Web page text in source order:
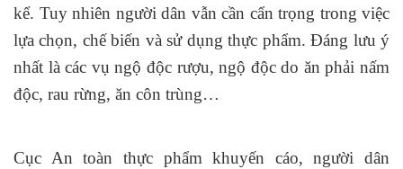
kể. Tuy nhiên người dân vẫn cần cẩn trọng trong việc
lựa chọn, chế biến và sử dụng thực phẩm. Đáng lưu ý
nhất là các vụ ngộ độc rượu, ngộ độc do ăn phải nấm
độc, rau rừng, ăn côn trùng…
Cục An toàn thực phẩm khuyến cáo, người dân